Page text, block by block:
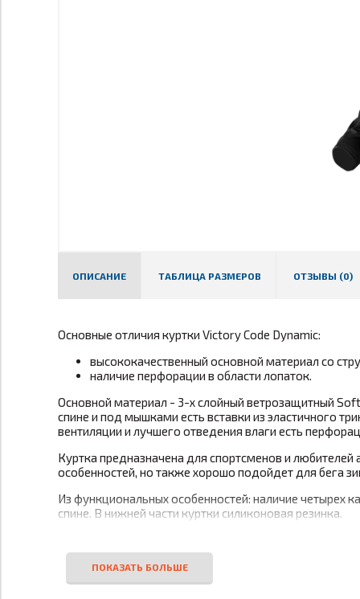
ОПИСАНИЕ ТАБЛИЦА РАЗМЕРОВ ОТЗЫВЫ (0)
Основные отличия куртки Victory Code Dynamic:
высококачественный основной материал со
наличие перфорации в области лопаток.
Основной материал - 3-х слойный ветрозащитный
спине и под мышками есть вставки из эластичного
вентиляции и лучшего отведения влаги есть
Куртка предназначена для спортсменов и
особенностей, но также хорошо подойдет для бега
Из функциональных особенностей: наличие четырех
спине. В нижней части куртки силиконовая резинка.
3-х слойный эластичный SoftShell с ромбовидной
ветрозащитная мембрана